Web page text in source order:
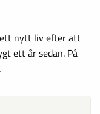
nytt liv efter att
ett år sedan. På